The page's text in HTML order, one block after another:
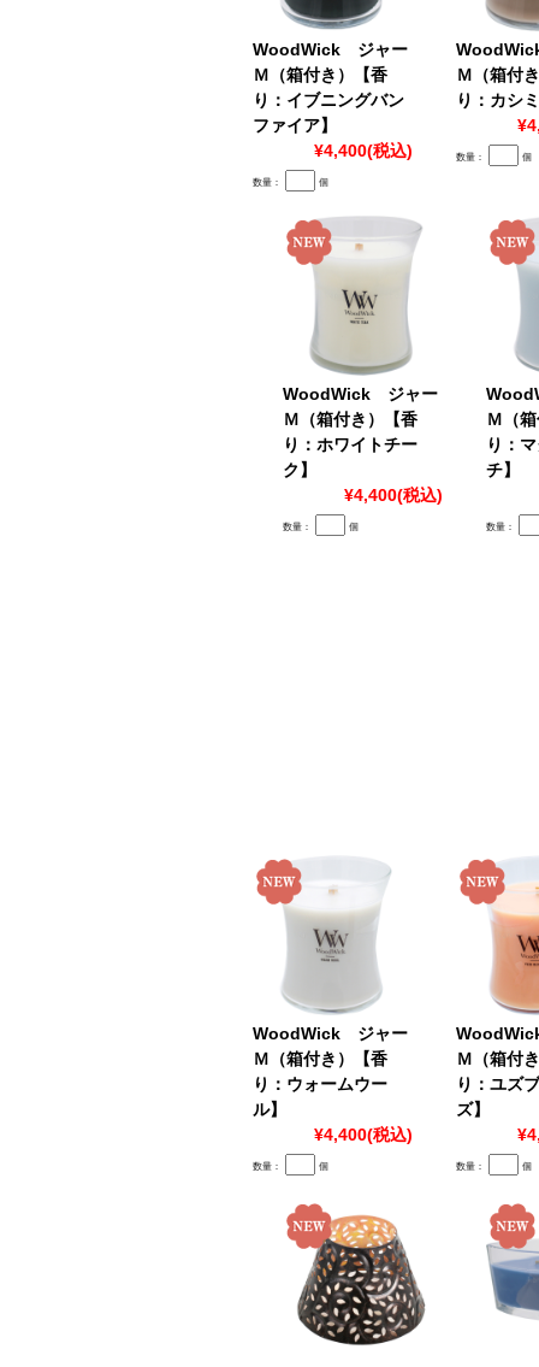
WoodWick ジャー
Ｍ（箱付き）【香
り：イブニングバン
ファイア】
¥4,400(税込)
数量： 個
Ｍ（箱付
り：カシ
数量： 個
WoodWick ジャー
Ｍ（箱付き）【香
り：ホワイトチー
ク】
¥4,400(税込)
数量： 個
Ｍ（
り：
チ】
数量：
WoodWick ジャー
Ｍ（箱付き）【香
り：ウォームウー
ル】
¥4,400(税込)
数量： 個
Ｍ（箱付
り：ユズ
ズ】
数量： 個